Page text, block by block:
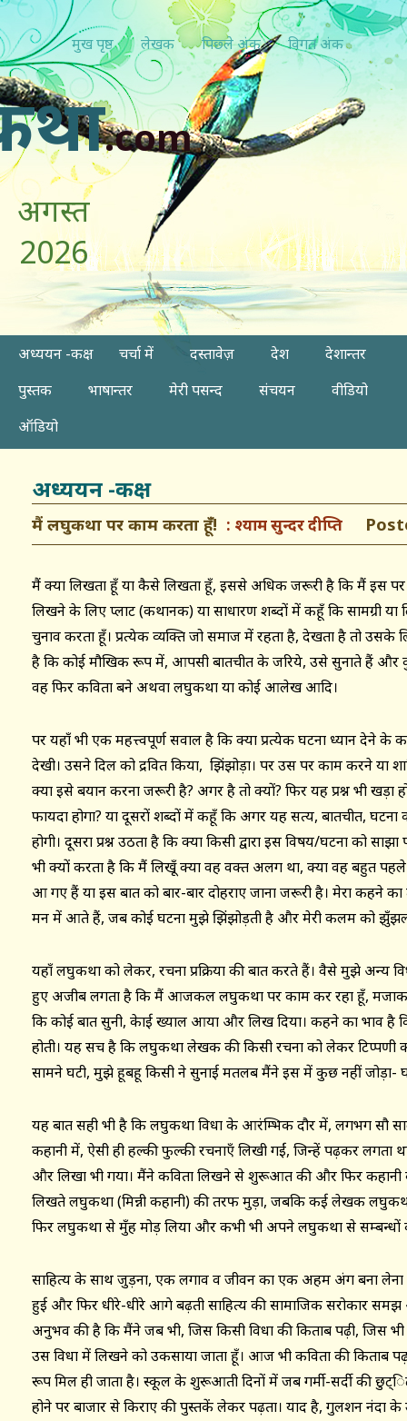
मुख पृष्ठ लेखक पिछ्ले अंक विगत अंक
.com
अगस्त
2026
अध्ययन -कक्ष चर्चा में दस्तावेज़ देश
देशान्तर
पुस्तक
भाषान्तर मेरी पसन्द संचयन
वीडियो
ऑडियो
अध्ययन -कक्ष
मैं लघुकथा पर काम करता हूँ! श्याम सुन्दर दीप्ति
मैं क्या लिखता हूँ या कैसे लिखता हूँ, इससे अधिक जरूरी है कि मैं इस
लिखने के लिए प्लाट (कथानक) या साधारण शब्दों में कहूँ कि सामग्री
चुनाव करता हूँ। प्रत्येक व्यक्ति जो समाज में रहता है, देखता है तो उसके
है कि कोई मौखिक रूप में, आपसी बातचीत के जरिये, उसे सुनाते हैं
वह फिर कविता बने अथवा लघुकथा या कोई आलेख आदि।
पर यहाँ भी एक महत्त्वपूर्ण सवाल है कि क्या प्रत्येक घटना ध्यान देने के
देखी। उसने दिल को द्रवित किया, झिंझोड़ा। पर उस पर काम करने या
क्या इसे बयान करना जरूरी है? अगर है तो क्यों? फिर यह प्रश्न भी
फायदा होगा? या दूसरों शब्दों में कहूँ कि अगर यह सत्य, बातचीत, घटना
होगी। दूसरा प्रश्न उठता है कि क्या किसी द्वारा इस विषय/घटना को
भी क्यों करता है कि मैं लिखूँ क्या वह वक्त अलग था, क्या वह बहुत
आ गए हैं या इस बात को बार-बार दोहराए जाना जरूरी है। मेरा कहने का
मन में आते हैं, जब कोई घटना मुझे झिंझोड़ती है और मेरी कलम को
यहाँ लघुकथा को लेकर, रचना प्रक्रिया की बात करते हैं। वैसे मुझे अन्य
हुए अजीब लगता है कि मैं आजकल लघुकथा पर काम कर रहा हूँ, मजाक-
कि कोई बात सुनी, केाई ख्याल आया और लिख दिया। कहने का भाव
होती। यह सच है कि लघुकथा लेखक की किसी रचना को लेकर टिप्पणी
सामने घटी, मुझे हूबहू किसी ने सुनाई मतलब मैंने इस में कुछ नहीं जोड़ा-
यह बात सही भी है कि लघुकथा विधा के आरंम्भिक दौर में, लगभग सौ
कहानी में, ऐसी ही हल्की फुल्की रचनाएँ लिखी गईं, जिन्हें पढ़कर
और लिखा भी गया। मैंने कविता लिखने से शुरूआत की और फिर
लिखते लघुकथा (मिन्नी कहानी) की तरफ मुड़ा, जबकि कई लेखक
फिर लघुकथा से मुँह मोड़ लिया और कभी भी अपने लघुकथा से सम्बन्धों
साहित्य के साथ जुड़ना, एक लगाव व जीवन का एक अहम अंग बना लेना
हुई और फिर धीरे-धीरे आगे बढ़ती साहित्य की सामाजिक सरोकार
अनुभव की है कि मैंने जब भी, जिस किसी विधा की किताब पढ़ी, जिस
उस विधा में लिखने को उकसाया जाता हूँ। आज भी कविता की किताब
रूप मिल ही जाता है। स्कूल के शुरूआती दिनों में जब गर्मी-सर्दी की
होने पर बाजार से किराए की पुस्तकें लेकर पढ़ता। याद है, गुलशन नंदा